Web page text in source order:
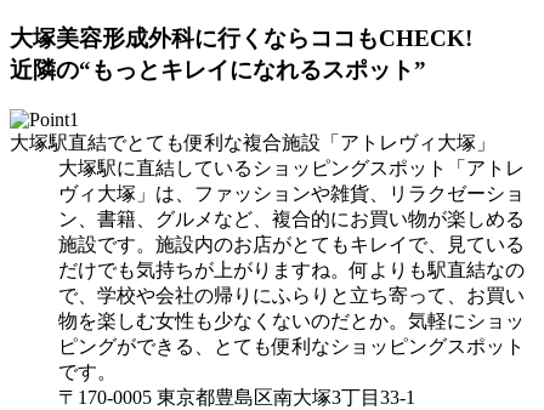
大塚美容形成外科に行くならココもCHECK!
近隣の“もっとキレイになれるスポット”
大塚駅直結でとても便利な複合施設「アトレヴィ大塚」
大塚駅に直結しているショッピングスポット「アトレ
ヴィ大塚」は、ファッションや雑貨、リラクゼーショ
ン、書籍、グルメなど、複合的にお買い物が楽しめる
施設です。施設内のお店がとてもキレイで、見ている
だけでも気持ちが上がりますね。何よりも駅直結なの
で、学校や会社の帰りにふらりと立ち寄って、お買い
物を楽しむ女性も少なくないのだとか。気軽にショッ
ピングができる、とても便利なショッピングスポット
です。
〒170-0005 東京都豊島区南大塚3丁目33-1